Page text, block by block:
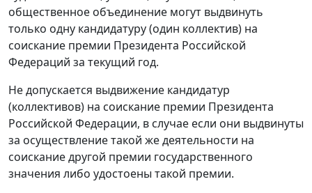
общественное объединение могут выдвинуть
только одну кандидатуру (один коллектив) на
соискание премии Президента Российской
Федераций за текущий год.
Не допускается выдвижение кандидатур
(коллективов) на соискание премии Президента
Российской Федерации, в случае если они выдвинуты
за осуществление такой же деятельности на
соискание другой премии государственного
значения либо удостоены такой премии.